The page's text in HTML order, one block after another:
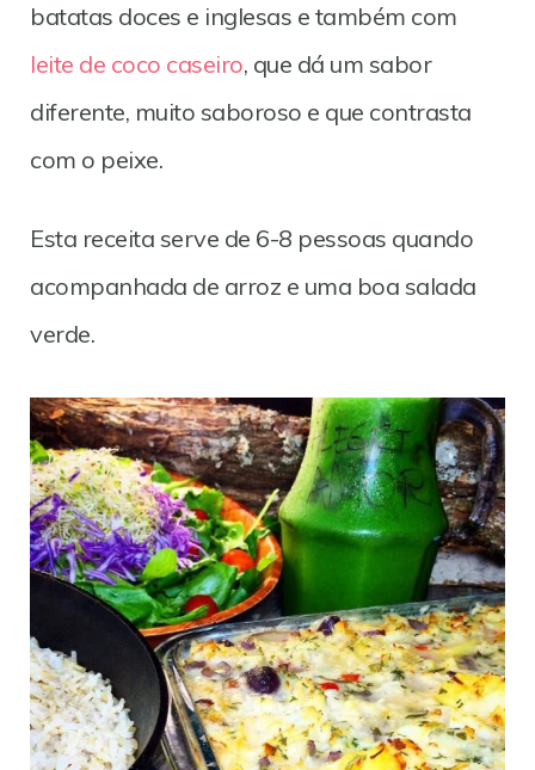
batatas doces e inglesas e também com
leite de coco caseiro, que dá um sabor
diferente, muito saboroso e que contrasta
com o peixe.
Esta receita serve de 6-8 pessoas quando
acompanhada de arroz e uma boa salada
verde.